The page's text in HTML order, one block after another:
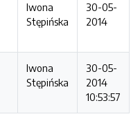
Iwona
Stępińska
30-05-
2014
Iwona
Stępińska
30-05-
2014
10:53:57